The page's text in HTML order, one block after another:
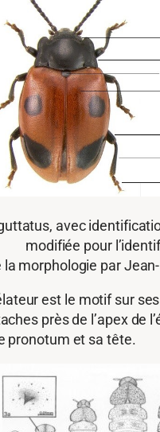
avec
modifiée pour
la morphologie par
est le motif sur
près de l’apex
pronotum et sa tête.